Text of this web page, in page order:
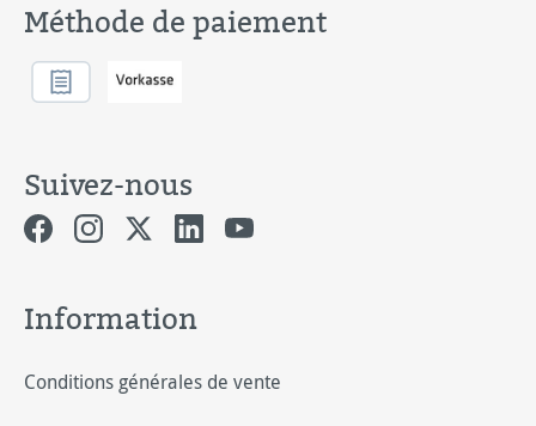
Méthode de paiement
Suivez-nous
Information
Conditions générales de vente